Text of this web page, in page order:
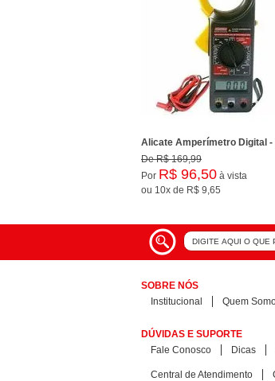
Alicate Amperímetro Digital -
DeR$ 169,99
Por R$ 96,50 à vista
ou 10x de R$ 9,65
SOBRE NÓS
Institucional
Quem
DÚVIDAS E SUPORTE
Fale Conosco
Dicas
Central de Atendimento